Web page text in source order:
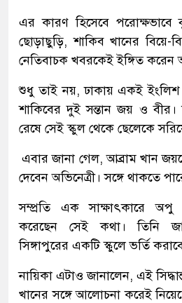
এর কারণ হিসেবে পরোক্ষভাবে
ছোড়াছুড়ি, শাকিব খানের বিয়ে-
নেতিবাচক খবরকেই ইঙ্গিত করেন
শুধু তাই নয়, ঢাকায় একই ইংলিশ
শাকিবের দুই সন্তান জয় ও বীর।
রেষে সেই স্কুল থেকে ছেলেকে
এবার জানা গেল, আব্রাম খান
দেবেন অভিনেত্রী। সঙ্গে থাকতে
সম্প্রতি এক সাক্ষাৎকারে অপু
করেছেন সেই কথা। তিনি
সিঙ্গাপুরের একটি স্কুলে ভর্তি
নায়িকা এটাও জানালেন, এই
খানের সঙ্গে আলোচনা করেই